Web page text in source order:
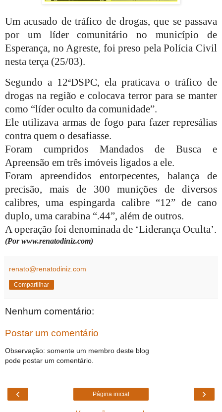
Um acusado de tráfico de drogas, que se passava
por um líder comunitário no município de
Esperança, no Agreste, foi preso pela Polícia Civil
nesta terça (25/03).
Segundo a 12ªDSPC, ela praticava o tráfico de
drogas na região e colocava terror para se manter
como “líder oculto da comunidade”.
Ele utilizava armas de fogo para fazer represálias
contra quem o desafiasse.
Foram cumpridos Mandados de Busca e
Apreensão em três imóveis ligados a ele.
Foram apreendidos entorpecentes, balança de
precisão, mais de 300 munições de diversos
calibres, uma espingarda calibre “12” de cano
duplo, uma carabina “.44”, além de outros.
A operação foi denominada de ‘Liderança Oculta’.
(Por www.renatodiniz.com)
renato@renatodiniz.com
Compartilhar
Nenhum comentário:
Postar um comentário
Observação: somente um membro deste blog
pode postar um comentário.
‹ ›
Página inicial